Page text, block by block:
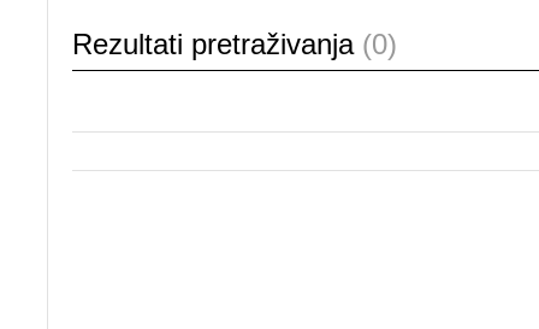
Rezultati pretraživanja (0)